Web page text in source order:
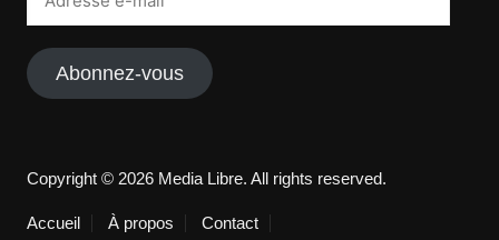
Abonnez-vous
Copyright © 2026 Media Libre. All rights reserved.
Accueil À propos Contact